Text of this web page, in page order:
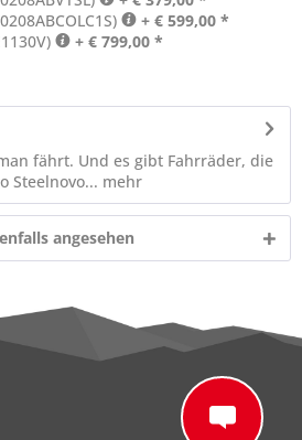
+ € 599,00 *
+ € 799,00 *
fährt. Und es gibt Fahrräder, die
Steelnovo... mehr
angesehen